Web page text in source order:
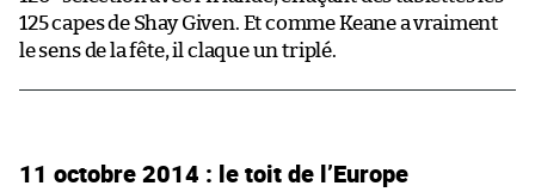
125 capes de Shay Given. Et comme Keane a vraiment
le sens de la fête, il claque un triplé.
11 octobre 2014 : le toit de l’Europe